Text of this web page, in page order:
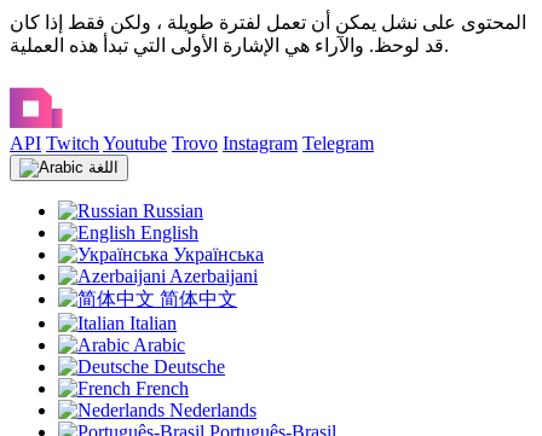
المحتوى على نشل يمكن أن تعمل لفترة طويلة ، ولكن فقط إذا كان
قد لوحظ. والآراء هي الإشارة الأولى التي تبدأ هذه العملية.
API TwitchYoutube Trovo Instagram Telegram
اللغة
Russian
English
Українська
Azerbaijani
简体中文
Italian
Arabic
Deutsche
French
Nederlands